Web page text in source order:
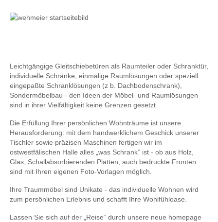
Leichtgängige Gleitschiebetüren als Raumteiler oder Schranktür,
individuelle Schränke, einmalige Raumlösungen oder speziell
eingepaßte Schranklösungen (z b. Dachbodenschrank),
Sondermöbelbau - den Ideen der Möbel- und Raumlösungen
sind in ihrer Vielfältigkeit keine Grenzen gesetzt.
Die Erfüllung Ihrer persönlichen Wohnträume ist unsere
Herausforderung: mit dem handwerklichem Geschick unserer
Tischler sowie präzisen Maschinen fertigen wir im
ostwestfälischen Halle alles „was Schrank“ ist - ob aus Holz,
Glas, Schallabsorbierenden Platten, auch bedruckte Fronten
sind mit Ihren eigenen Foto-Vorlagen möglich.
Ihre Traummöbel sind Unikate - das individuelle Wohnen wird
zum persönlichen Erlebnis und schafft Ihre Wohlfühloase.
Lassen Sie sich auf der „Reise“ durch unsere neue homepage